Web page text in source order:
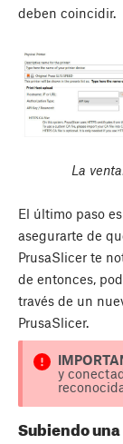
deben coincidir.
La
El último paso
asegurarte de
PrusaSlicer te
de entonces,
través de un
PrusaSlicer.
y
Subiendo